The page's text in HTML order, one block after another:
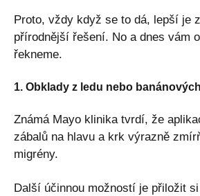
Proto, vždy když se to dá, lepší je
přírodnější řešení. No a dnes vám
řekneme.
1. Obklady z ledu nebo
Známá Mayo klinika tvrdí, že
zábalů na hlavu a krk výrazně
migrény.
Další účinnou možností je přiložit